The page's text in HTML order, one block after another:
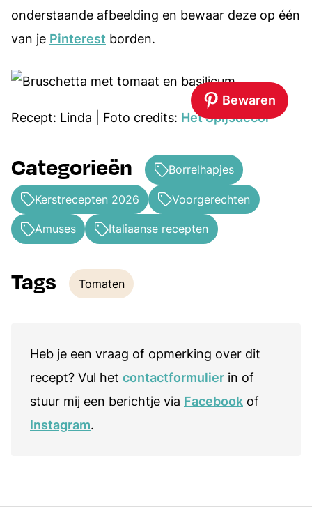
onderstaande afbeelding en bewaar deze op één
van je Pinterest borden.
Bewaren
Recept: Linda | Foto credits: Het Spijsdecor
Categorieën Borrelhapjes
Kerstrecepten 2026 Voorgerechten
Amuses Italiaanse recepten
Tags
Tags
Tomaten
Heb je een vraag of opmerking over dit
recept? Vul het contactformulier in of
stuur mij een berichtje via Facebook of
Instagram.